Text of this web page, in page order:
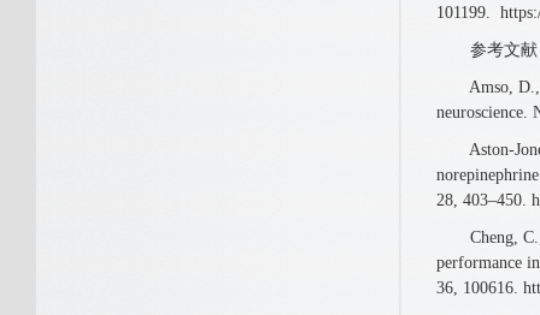
101199.
参考文献
Amso, D., &
neuroscience.
Aston-
28, 403–450.
Cheng, C.,
performance
36, 100616.